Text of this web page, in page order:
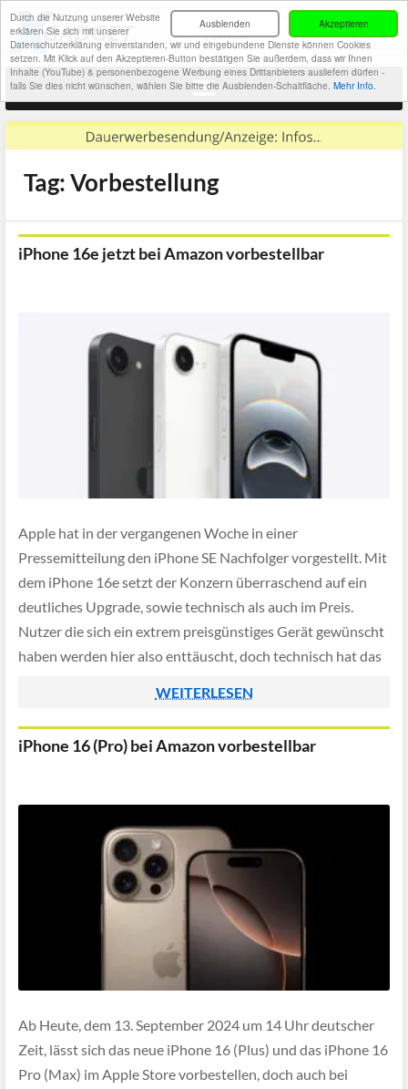
Akzeptieren
Ausblenden
Durch die Nutzung unserer Website
erklären Sie sich mit unserer
Datenschutzerklärung einverstanden, wir und eingebundene Dienste können Cookies
setzen. Mit Klick auf den Akzeptieren-Button bestätigen Sie außerdem, dass wir Ihnen
Inhalte (YouTube) & personenbezogene Werbung eines Drittanbieters ausliefern dürfen -
falls Sie dies nicht wünschen, wählen Sie bitte die Ausblenden-Schaltfläche. Mehr Info.
Tag: Vorbestellung
iPhone 16e jetzt bei Amazon vorbestellbar
Apple hat in der vergangenen Woche in einer
Pressemitteilung den iPhone SE Nachfolger vorgestellt. Mit
dem iPhone 16e setzt der Konzern überraschend auf ein
deutliches Upgrade, sowie technisch als auch im Preis.
Nutzer die sich ein extrem preisgünstiges Gerät gewünscht
haben werden hier also enttäuscht, doch technisch hat das
WEITERLESEN
iPhone 16 (Pro) bei Amazon vorbestellbar
Ab Heute, dem 13. September 2024 um 14 Uhr deutscher
Zeit, lässt sich das neue iPhone 16 (Plus) und das iPhone 16
Pro (Max) im Apple Store vorbestellen, doch auch bei